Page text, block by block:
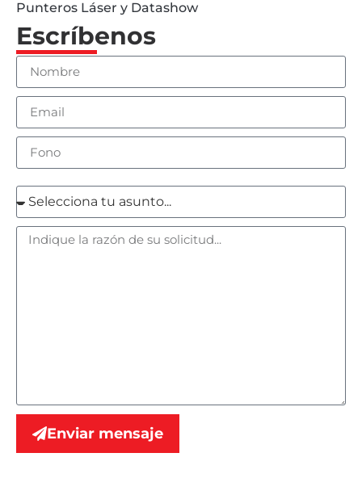
Punteros Láser y Datashow
Escríbenos
Enviar mensaje